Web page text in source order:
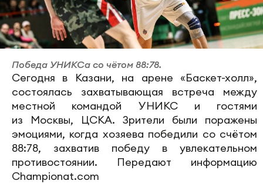
Победа УНИКСа со чётом 88:78.
Сегодня в Казани, на арене «Баскет-холл»,
состоялась захватывающая встреча между
местной командой УНИКС и гостями
из Москвы, ЦСКА. Зрители были поражены
эмоциями, когда хозяева победили со счётом
88:78, захватив победу в увлекательном
противостоянии. Передают информацию
Championat.com